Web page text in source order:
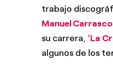
trabajo
Manuel Carrasco
su carrera,‘La
algunos de los